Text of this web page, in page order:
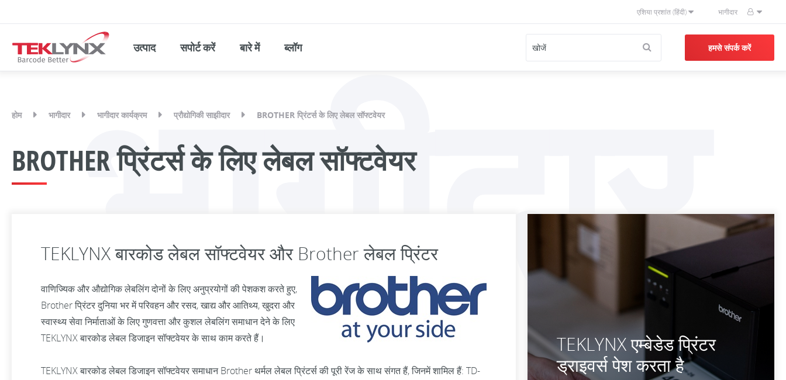
एशिया प्रशांत (हिंदी) भागीदार
उत्पाद सपोर्ट करें बारे में ब्लॉग हमसे संपर्क करें
होम भागीदार भागीदार कार्यक्रम प्रौद्योगिकी साझीदार BROTHER प्रिंटर्स के लिए लेबल सॉफ्टवेयर
भागीदार
BROTHER प्रिंटर्स के लिए लेबल सॉफ्टवेयर
TEKLYNX बारकोड लेबल सॉफ्टवेयर और Brother लेबल प्रिंटर
वाणिज्यिक और औद्योगिक लेबलिंग दोनों के लिए अनुप्रयोगों की पेशकश करते हुए,
Brother प्रिंटर दुनिया भर में परिवहन और रसद, खाद्य और आतिथ्य, खुदरा और
स्वास्थ्य सेवा निर्माताओं के लिए गुणवत्ता और कुशल लेबलिंग समाधान देने के लिए
TEKLYNX बारकोड लेबल डिजाइन सॉफ्टवेयर के साथ काम करते हैं।
TEKLYNX बारकोड लेबल डिजाइन सॉफ्टवेयर समाधान Brother थर्मल लेबल प्रिंटर्स की पूरी रेंज के साथ संगत हैं, जिनमें शामिल हैं: TD-
TEKLYNX एम्बेडेड प्रिंटर
ड्राइवर्स पेश करता है